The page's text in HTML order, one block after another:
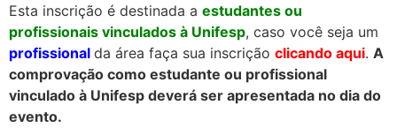
Esta inscrição é destinada a estudantes ou
profissionais vinculados à Unifesp, caso você seja um
profissional da área faça sua inscrição clicando aqui. A
comprovação como estudante ou profissional
vinculado à Unifesp deverá ser apresentada no dia do
evento.